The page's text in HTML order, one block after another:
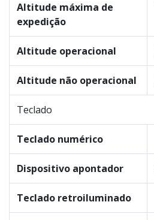
Altitude máxima de
expedição
Altitude operacional
Altitude não operacional
Teclado
Teclado numérico
Dispositivo apontador
Teclado retroiluminado